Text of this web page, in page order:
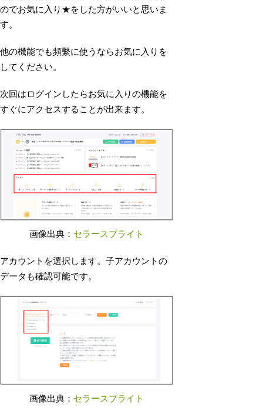
のでお気に入り★をした方がいいと思いま
す。
他の機能でも頻繫に使うならお気に入りを
してください。
次回はログインしたらお気に入りの機能を
すぐにアクセスすることが出来ます。
画像出典： セラースプライト
アカウントを選択します。子アカウントの
データも確認可能です。
画像出典： セラースプライト